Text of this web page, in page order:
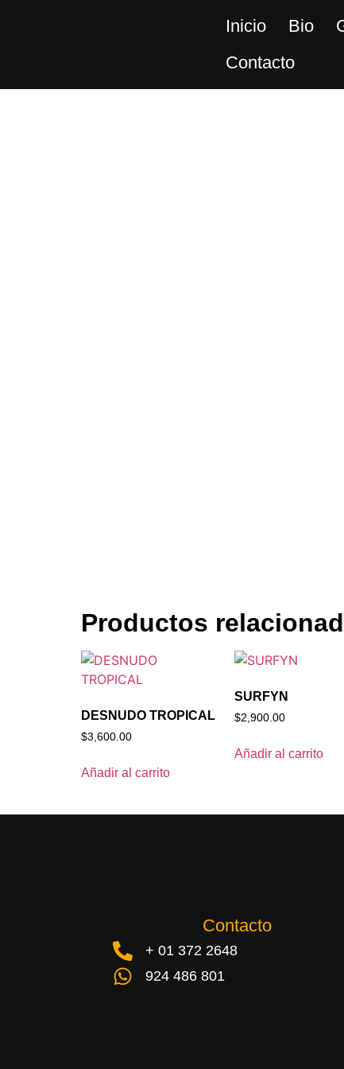
Inicio Bio
Contacto
Productos
DESNUDO TROPICAL
$3,600.00
Añadir al carrito
SURFYN
$2,900.00
Añadir al carrito
Contacto
+ 01 372 2648
924 486 801